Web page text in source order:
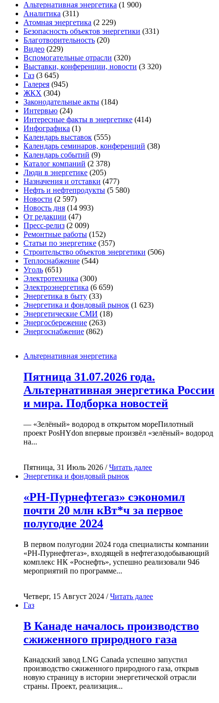
Альтернативная энергетика (1 900)
Аналитика (311)
Атомная энергетика (2 229)
Безопасность объектов энергетики (331)
Благотворительность (20)
Видео (229)
Вспомогательные отрасли (320)
Выставки, конференции, новости (3 320)
Газ (3 645)
Галерея (945)
ЖКХ (304)
Законодательные акты (184)
Интервью (24)
Интересные факты в энергетике (414)
Инфографика (1)
Календарь выставок (555)
Календарь семинаров, конференций (38)
Календарь событий (9)
Каталог компаний (2 378)
Люди в энергетике (205)
Назначения и отставки (477)
Нефть и нефтепродукты (5 580)
Новости (2 597)
Новость дня (14 993)
От редакции (47)
Пресс-релиз (2 009)
Ремонтные работы (152)
Статьи по энергетике (357)
Строительство объектов энергетики (506)
Теплоснабжение (544)
Уголь (651)
Электротехника (300)
Электроэнергетика (6 659)
Энергетика в быту (33)
Энергетика и фондовый рынок (1 623)
Энергетические СМИ (18)
Энергосбережение (263)
Энергоснабжение (862)
Альтернативная энергетика
Пятница 31.07.2026 года.
Альтернативная энергетика России
и мира. Подборка новостей
— «Зелёный» водород в открытом мореПилотный
проект PosHYdon впервые произвёл «зелёный» водород
на...
Пятница, 31 Июль 2026 /Читать далее
Энергетика и фондовый рынок
«РН-Пурнефтегаз» сэкономил
почти 20 млн кВт*ч за первое
полугодие 2024
В первом полугодии 2024 года специалисты компании
«РН-Пурнефтегаз», входящей в нефтегазодобывающий
комплекс НК «Роснефть», успешно реализовали 946
мероприятий по программе...
Четверг, 15 Август 2024 /Читать далее
Газ
В Канаде началось производство
сжиженного природного газа
Канадский завод LNG Canada успешно запустил
производство сжиженного природного газа, открыв
новую страницу в истории энергетической отрасли
страны. Проект, реализация...